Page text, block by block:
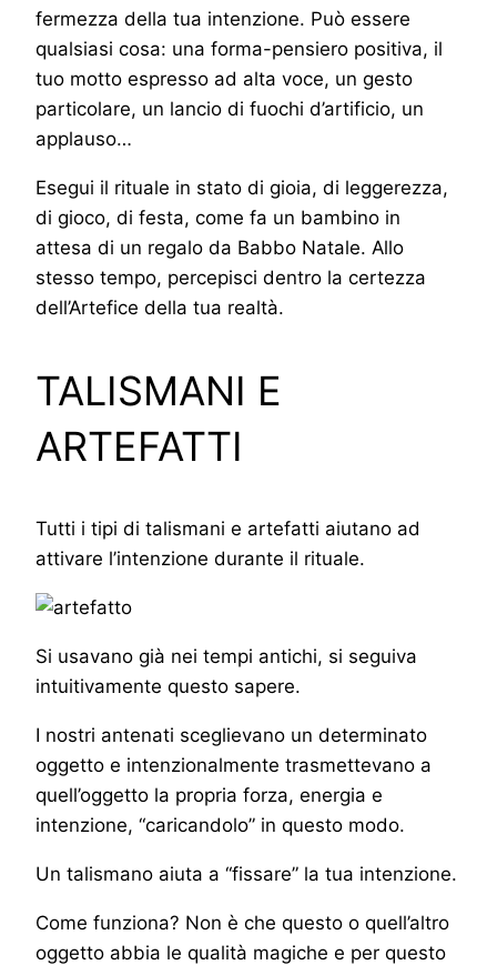
fermezza della tua intenzione. Può essere
qualsiasi cosa: una forma-pensiero positiva, il
tuo motto espresso ad alta voce, un gesto
particolare, un lancio di fuochi d’artificio, un
applauso…
Esegui il rituale in stato di gioia, di leggerezza,
di gioco, di festa, come fa un bambino in
attesa di un regalo da Babbo Natale. Allo
stesso tempo, percepisci dentro la certezza
dell’Artefice della tua realtà.
TALISMANI E
ARTEFATTI
Tutti i tipi di talismani e artefatti aiutano ad
attivare l’intenzione durante il rituale.
Si usavano già nei tempi antichi, si seguiva
intuitivamente questo sapere.
I nostri antenati sceglievano un determinato
oggetto e intenzionalmente trasmettevano a
quell’oggetto la propria forza, energia e
intenzione, “caricandolo” in questo modo.
Un talismano aiuta a “fissare” la tua intenzione.
Come funziona? Non è che questo o quell’altro
oggetto abbia le qualità magiche e per questo